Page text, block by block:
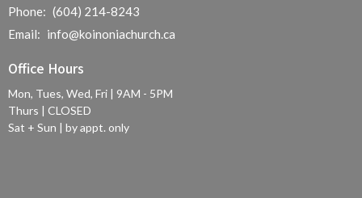
Phone: (604) 214-8243
Email: info@koinoniachurch.ca
Office Hours
Mon, Tues, Wed, Fri | 9AM - 5PM
Thurs | CLOSED
Sat + Sun | by appt. only